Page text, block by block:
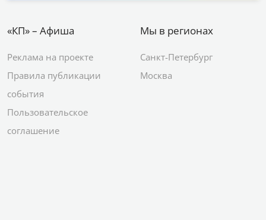
«КП» – Афиша
Реклама на проекте
Правила публикации
события
Пользовательское
соглашение
Мы в регионах
Санкт-Петербург
Москва